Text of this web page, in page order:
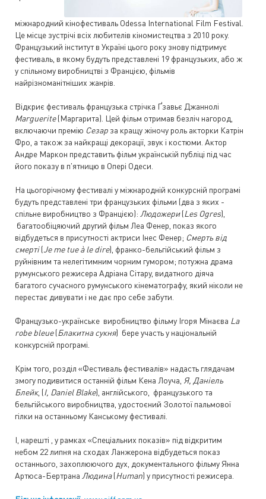
міжнародний кінофестиваль Odessa International Film Festival.
Це місце зустрічі всіх любителів кіномистецтва з 2010 року.
Французький інститут в Україні цього року знову підтримує
фестиваль, в якому будуть представлені 19 французьких, або ж
у спільному виробництві з Францією, фільмів
найрізноманітніших жанрів.
Відкриє фестиваль французька стрічка Ґзавьє Джаннолі
Marguerite(Маргарита). Цей фільм отримав безліч нагород,
включаючи премію Сезар за кращу жіночу роль акторки Катрін
Фро, а також за найкращі декорації, звук і костюми. Актор
Андре Маркон представить фільм українській публіці під час
його показу в п'ятницю в Опері Одеси.
На цьогорічному фестивалі у міжнародній конкурсній програмі
будуть представлені три французьких фільми (два з яких -
спільне виробництво з Францією): Людожери(Les Ogres),
багатообіцяючий другий фільм Леа Фенер, показ якого
відбудеться в присутності актриси Інес Фенер; Смерть від
смерті(Je me tue à le dire), франко-бельгійський фільм з
руйнівним та нелегітимним чорним гумором; потужна драма
румунського режисера Адріана Сітару, видатного діяча
багатого сучасного румунського кінематографу, який ніколи не
перестає дивувати і не дає про себе забути.
Французько-українське виробництво фільму Ігоря Мінаєва La
robe bleue(Блакитна сукня) бере участь у національній
конкурсній програмі.
Крім того, розділ «Фестиваль фестивалів» надасть глядачам
змогу подивитися останній фільм Кена Лоуча, Я, Даніель
Блейк, (I, Daniel Blake), англійського, французького та
бельгійського виробництва, удостоєний Золотої пальмової
гілки на останньому Канському фестивалі.
І, нарешті , у рамках «Спеціальних показів» під відкритим
небом 22 липня на сходах Ланжерона відбудеться показ
останнього, захоплюючого дух, документального фільму Янна
Артюса-Бертрана Людина(Human) у присутності режисера.